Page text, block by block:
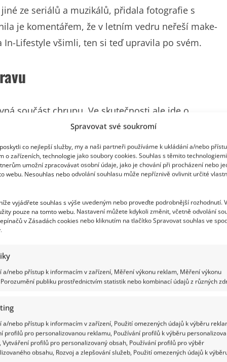
Spravovat své soukromí
co nejlepší služby, my a naši partneři používáme k ukládání a/nebo
o zařízeních, technologie jako soubory cookies. Souhlas s těmito
umožní zpracovávat osobní údaje, jako je chování při procházení nebo
webu. Nesouhlas nebo odvolání souhlasu může nepříznivě ovlivnit určité
vyjádřete souhlas s výše uvedeným nebo proveďte podrobnější rozhodnutí.
pouze na tomto webu. Nastavení můžete kdykoli změnit, včetně odvolání
v Zásadách cookies nebo kliknutím na tlačítko Spravovat souhlas ve
a/nebo přístup k informacím v zařízení, Měření výkonu reklam, Měření výkonu
publiku prostřednictvím statistik nebo kombinací údajů z různých
a/nebo přístup k informacím v zařízení, Použití omezených údajů k výběru
profilů pro personalizovanou reklamu, Používání profilů k výběru
Vytváření profilů pro personalizovaný obsah, Používání profilů pro výběr
obsahu, Rozvoj a zlepšování služeb, Použití omezených údajů k
ze seriálů a muzikálů, přidala fotografie s
je komentářem, že v letním vedru neřeší make-
Lifestyle všimli, ten si teď upravila po svém.
součást chrupu. Ve skutečnosti ale jde o
třeba rovnátkům: grillz se nasazují spíš jako
Trend má kořeny hlavně v hiphopové a
a sebevědomého stylu.
doplněk. Průkopníkem u nás se stal Jiří